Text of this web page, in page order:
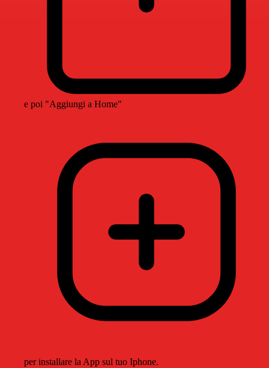
e poi "Aggiungi a Home"
per installare la App sul tuo Iphone.